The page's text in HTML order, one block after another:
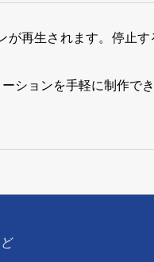
再生されます。停止
ションを手軽に制作でき